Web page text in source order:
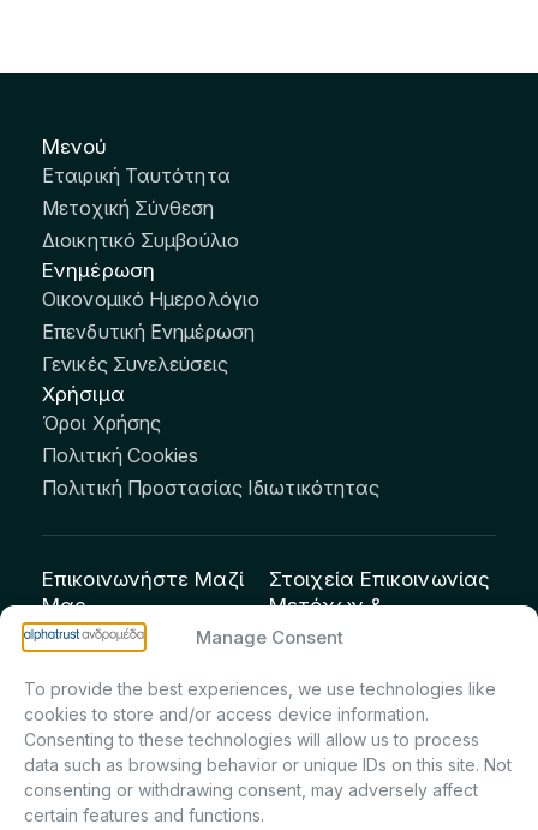
Manage Consent
To provide the best experiences, we use technologies like
cookies to store and/or access device information.
Consenting to these technologies will allow us to process
data such as browsing behavior or unique IDs on this site. Not
consenting or withdrawing consent, may adversely affect
certain features and functions.
Μενού
Εταιρική Ταυτότητα
Μετοχική Σύνθεση
Διοικητικό Συμβούλιο
Ενημέρωση
Οικονομικό Ημερολόγιο
Επενδυτική Ενημέρωση
Γενικές Συνελεύσεις
Χρήσιμα
Όροι Χρήσης
Πολιτική Cookies
Πολιτική Προστασίας Ιδιωτικότητας
Επικοινωνήστε Μαζί
Μας
info@andromeda.eu
Οδός Αριστείδου 1,
Κηφισιά Τ.Κ. 14561
Στοιχεία Επικοινωνίας
Μετόχων &
Επενδυτών:
Πρίντσιου – Corporate
Secretary & Investor
Relations – Τμήμα
Μετοχολογίου –